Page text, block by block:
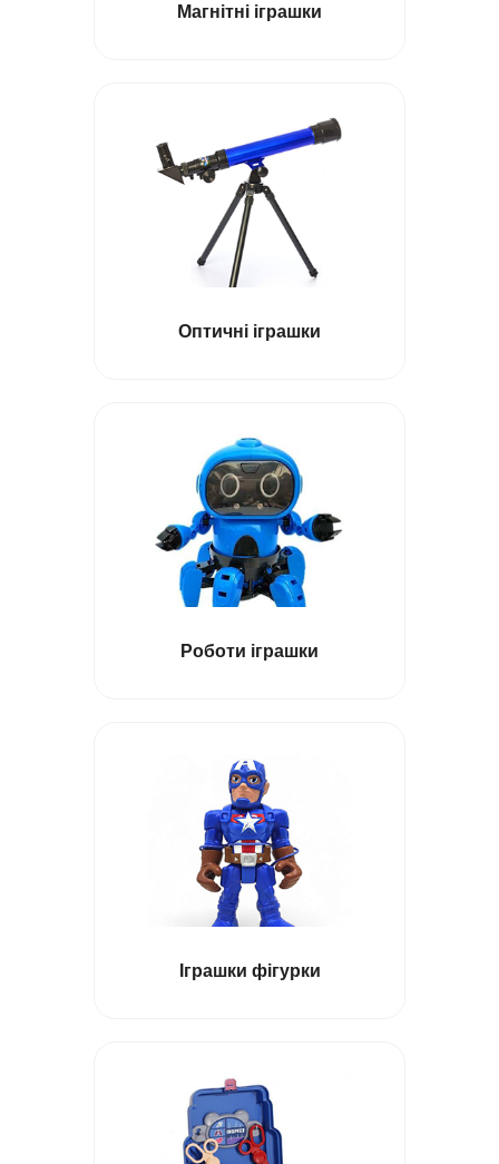
Магнітні іграшки
Оптичні іграшки
Роботи іграшки
Іграшки фігурки
Дитячі касові апарати